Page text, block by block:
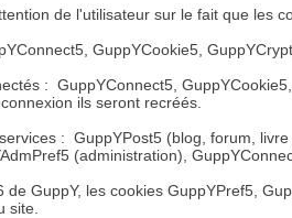
de l'utilisateur sur le fait que les
GuppYCookie5,
: GuppYConnect5,
ils seront recréés.
: GuppYPost5 (blog, forum,
(administration),
de GuppY, les cookies GuppYPref5,
site.